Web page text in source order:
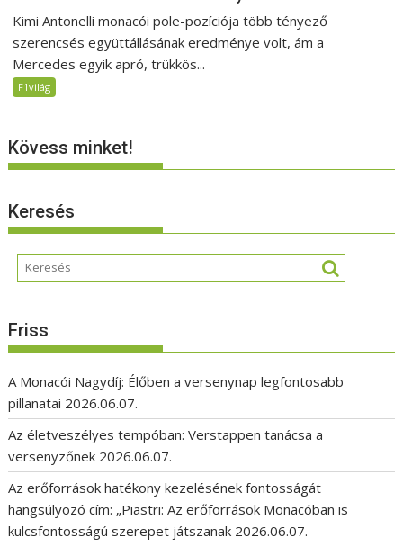
Kimi Antonelli monacói pole-pozíciója több tényező
szerencsés együttállásának eredménye volt, ám a
Mercedes egyik apró, trükkös...
F1világ
Kövess minket!
Keresés
Friss
A Monacói Nagydíj: Élőben a versenynap legfontosabb
pillanatai 2026.06.07.
Az életveszélyes tempóban: Verstappen tanácsa a
versenyzőnek 2026.06.07.
Az erőforrások hatékony kezelésének fontosságát
hangsúlyozó cím: „Piastri: Az erőforrások Monacóban is
kulcsfontosságú szerepet játszanak 2026.06.07.